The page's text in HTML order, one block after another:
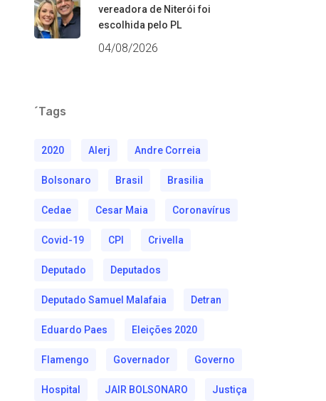
vereadora de Niterói foi
escolhida pelo PL
04/08/2026
´Tags
2020 Alerj Andre Correia
Bolsonaro Brasil Brasilia
Cedae Cesar Maia Coronavírus
Covid-19 CPI Crivella
Deputado Deputados
Deputado Samuel Malafaia Detran
Eduardo Paes Eleições 2020
Flamengo Governador Governo
Hospital JAIR BOLSONARO Justiça